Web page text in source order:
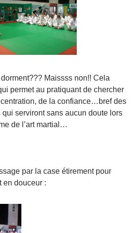
Maissss non!! Cela
permet au pratiquant de chercher
de la confiance…bref des
serviront sans aucun doute lors
de l’art martial…
par la case étirement pour
en douceur :